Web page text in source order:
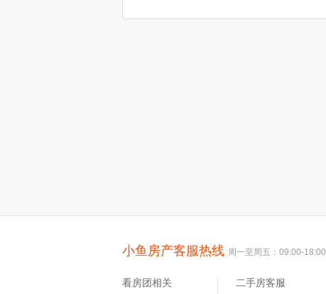
小鱼房产客服热线 周一至周五：09:00-18:00
看房团相关 二手房客服